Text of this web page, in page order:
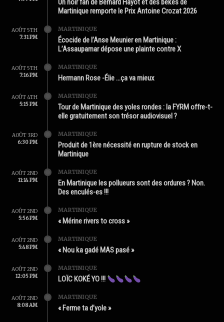
Un noir fan de Bernard Hayot et des békés de
Martinique remporte le Prix Antoine Crozat 2026
AOÛT 5TH
7:31 PM
MARTINIQUE
Écocide de l’Anse Meunier en Martinique :
L’Assaupamar dépose une plainte contre X
AOÛT 5TH
7:16 PM
MARTINIQUE
Hermann Rose -Élie …ça va mieux
AOÛT 4TH
5:15 PM
MARTINIQUE
Tour de Martinique des yoles rondes : la FYRM offre-t-
elle gratuitement son trésor audiovisuel ?
AOÛT 3RD
6:30 PM
MARTINIQUE
Produit de 1ère nécessité en rupture de stock en
Martinique
AOÛT 2ND
11:14 PM
MARTINIQUE
En Martinique les pollueurs sont des ordures ? Non.
Des enculés-es !!!
AOÛT 2ND
5:56 PM
MARTINIQUE
« Mérine rivers to cross »
AOÛT 2ND
5:48 PM
MARTINIQUE
« Nou ka gadé MAS pasé »
AOÛT 2ND
12:05 PM
MARTINIQUE
LOÏC KOKÉ YO !!!
AOÛT 2ND
8:08 AM
MARTINIQUE
« Ferme ta d’yole »